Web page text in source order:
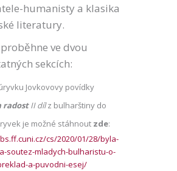
humanisty a klasika
literatury.
ve dvou
sekcích:
Jovkovovy povídky
radost II dílz bulharštiny do
je možné stáhnout zde:
cs/2020/01/28/byla-
soutez-mladych-bulharistu-o-
a-puvodni-esej/